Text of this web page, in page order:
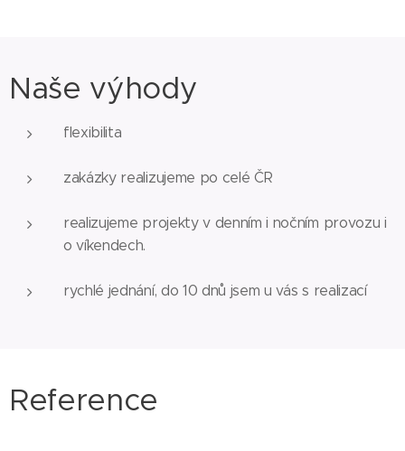
Naše výhody
flexibilita
zakázky realizujeme po celé ČR
realizujeme projekty v denním i nočním provozu i
o víkendech.
rychlé jednání, do 10 dnů jsem u vás s realizací
Reference